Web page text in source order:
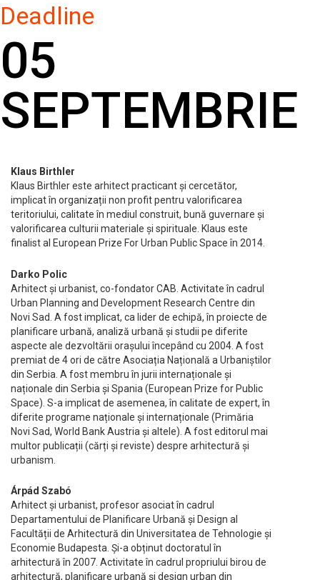
Deadline
05
SEPTEMBRIE
Klaus Birthler
Klaus Birthler este arhitect practicant și cercetător,
implicat în organizații non profit pentru valorificarea
teritoriului, calitate în mediul construit, bună guvernare și
valorificarea culturii materiale și spirituale. Klaus este
finalist al European Prize For Urban Public Space în 2014.
Darko Polic
Arhitect și urbanist, co-fondator CAB. Activitate în cadrul
Urban Planning and Development Research Centre din
Novi Sad. A fost implicat, ca lider de echipă, în proiecte de
planificare urbană, analiză urbană și studii pe diferite
aspecte ale dezvoltării orașului începând cu 2004. A fost
premiat de 4 ori de către Asociația Națională a Urbaniștilor
din Serbia. A fost membru în jurii internaționale și
naționale din Serbia și Spania (European Prize for Public
Space). S-a implicat de asemenea, în calitate de expert, în
diferite programe naționale și internaționale (Primăria
Novi Sad, World Bank Austria și altele). A fost editorul mai
multor publicații (cărți și reviste) despre arhitectură și
urbanism.
Árpád Szabó
Arhitect și urbanist, profesor asociat în cadrul
Departamentului de Planificare Urbană și Design al
Facultății de Arhitectură din Universitatea de Tehnologie și
Economie Budapesta. Și-a obținut doctoratul în
arhitectură în 2007. Activitate în cadrul propriului birou de
arhitectură, planificare urbană și design urban din